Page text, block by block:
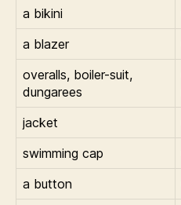
a bikini
a blazer
overalls, boiler-suit,
dungarees
jacket
swimming cap
a button